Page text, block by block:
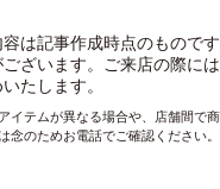
は記事作成時点のもので
ざいます。ご来店の際に
たします。
イテムが異なる場合や、店舗間で
念のためお電話でご確認ください。